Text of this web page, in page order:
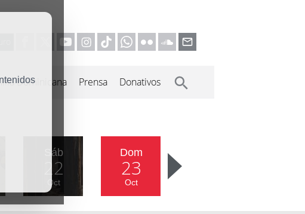
Dominicana Prensa Donativos
Sáb
22
Oct
Dom
23
Oct